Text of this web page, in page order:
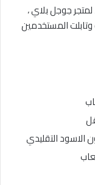
جوجل بلاي ،
المستخدمين
الاسود التقليدي